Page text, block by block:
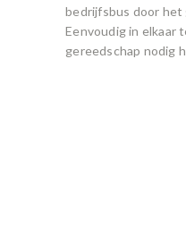
bedrijfsbus door
Eenvoudig in elkaar
gereedschap nodig